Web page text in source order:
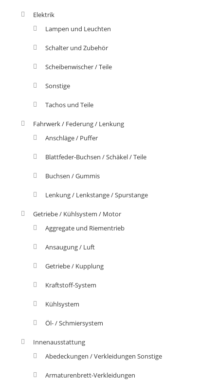
Elektrik
Lampen und Leuchten
Schalter und Zubehör
Scheibenwischer / Teile
Sonstige
Tachos und Teile
Fahrwerk / Federung / Lenkung
Anschläge / Puffer
Blattfeder-Buchsen / Schäkel / Teile
Buchsen / Gummis
Lenkung / Lenkstange / Spurstange
Getriebe / Kühlsystem / Motor
Aggregate und Riementrieb
Ansaugung / Luft
Getriebe / Kupplung
Kraftstoff-System
Kühlsystem
Öl- / Schmiersystem
Innenausstattung
Abedeckungen / Verkleidungen Sonstige
Armaturenbrett-Verkleidungen